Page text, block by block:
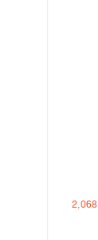
2٬068